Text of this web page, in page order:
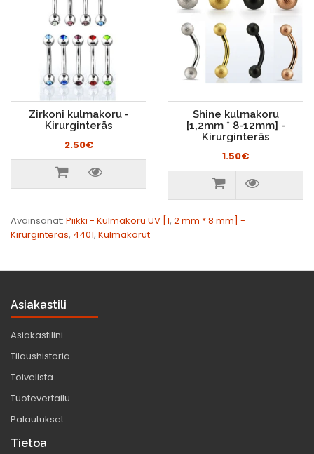
Zirkoni kulmakoru -
Kirurginteräs
2.50€
Shine kulmakoru
[1,2mm * 8-12mm] -
Kirurginteräs
1.50€
Avainsanat: Piikki - Kulmakoru UV [1, 2 mm * 8 mm] -
Kirurginteräs, 4401, Kulmakorut
Asiakastili
Asiakastilini
Tilaushistoria
Toivelista
Tuotevertailu
Palautukset
Tietoa